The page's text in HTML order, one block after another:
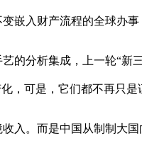
嵌入财产流程的全球办
分析集成，上一轮“新
，可是，它们都不再只是
。而是中国从制制大国